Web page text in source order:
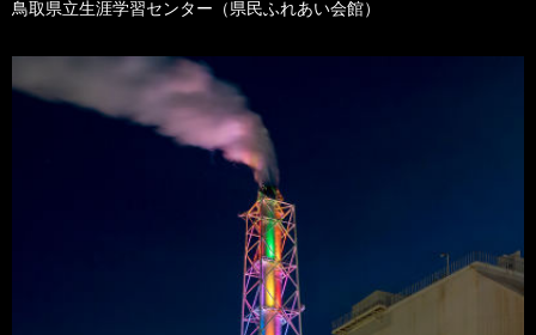
鳥取県立生涯学習センター（県民ふれあい会館）